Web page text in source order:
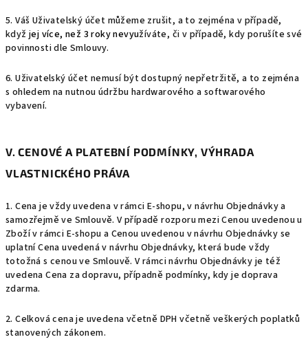
5. Váš Uživatelský účet můžeme zrušit, a to zejména v případě,
když jej více, než 3 roky nevyužíváte, či v případě, kdy porušíte své
povinnosti dle Smlouvy.
6. Uživatelský účet nemusí být dostupný nepřetržitě, a to zejména
s ohledem na nutnou údržbu hardwarového a softwarového
vybavení.
V. CENOVÉ A PLATEBNÍ PODMÍNKY, VÝHRADA
VLASTNICKÉHO PRÁVA
1. Cena je vždy uvedena v rámci E-shopu, v návrhu Objednávky a
samozřejmě ve Smlouvě. V případě rozporu mezi Cenou uvedenou u
Zboží v rámci E-shopu a Cenou uvedenou v návrhu Objednávky se
uplatní Cena uvedená v návrhu Objednávky, která bude vždy
totožná s cenou ve Smlouvě. V rámci návrhu Objednávky je též
uvedena Cena za dopravu, případně podmínky, kdy je doprava
zdarma.
2. Celková cena je uvedena včetně DPH včetně veškerých poplatků
stanovených zákonem.